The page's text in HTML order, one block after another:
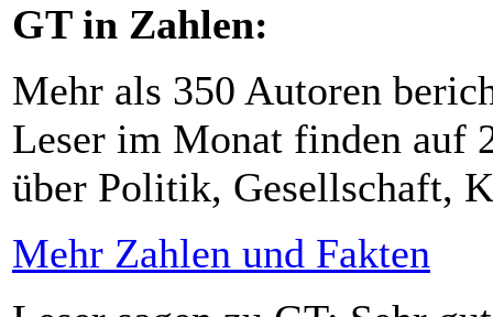
GT in Zahlen:
Mehr als 350 Autoren
Leser im Monat finden auf
über Politik, Gesellschaft,
Mehr Zahlen und Fakten